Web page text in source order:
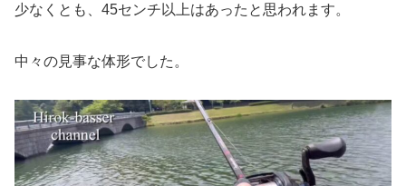
少なくとも、45センチ以上はあったと思われます。
中々の見事な体形でした。